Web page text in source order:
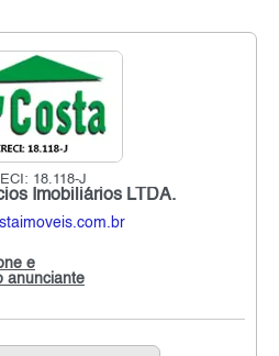
18.118-J
Imobiliários LTDA.
e
anunciante